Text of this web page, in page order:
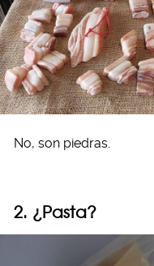
No, son piedras.
2. ¿Pasta?